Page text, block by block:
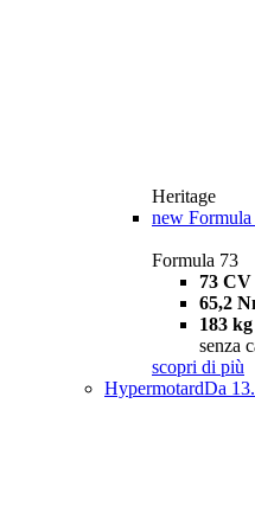
Heritage
new Formula
Formula 73
73 CV
65,2
183 kg
senza
scopri di più
HypermotardDa